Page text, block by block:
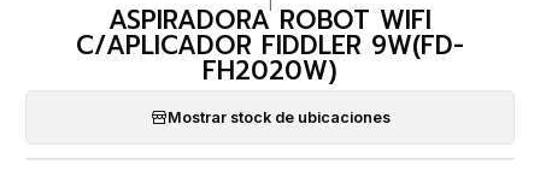
ASPIRADORA ROBOT WIFI
C/APLICADOR FIDDLER 9W(FD-
FH2020W)
Mostrar stock de ubicaciones